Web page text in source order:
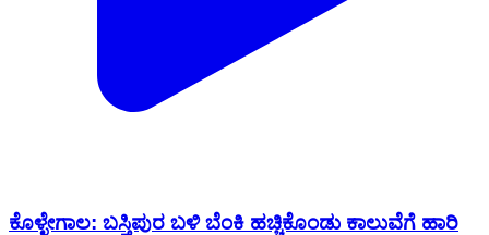
ಕೊಳ್ಳೇಗಾಲ: ಬಸ್ತಿಪುರ ಬಳಿ ಬೆಂಕಿ ಹಚ್ಚಿಕೊಂಡು ಕಾಲುವೆಗೆ ಹಾರಿ